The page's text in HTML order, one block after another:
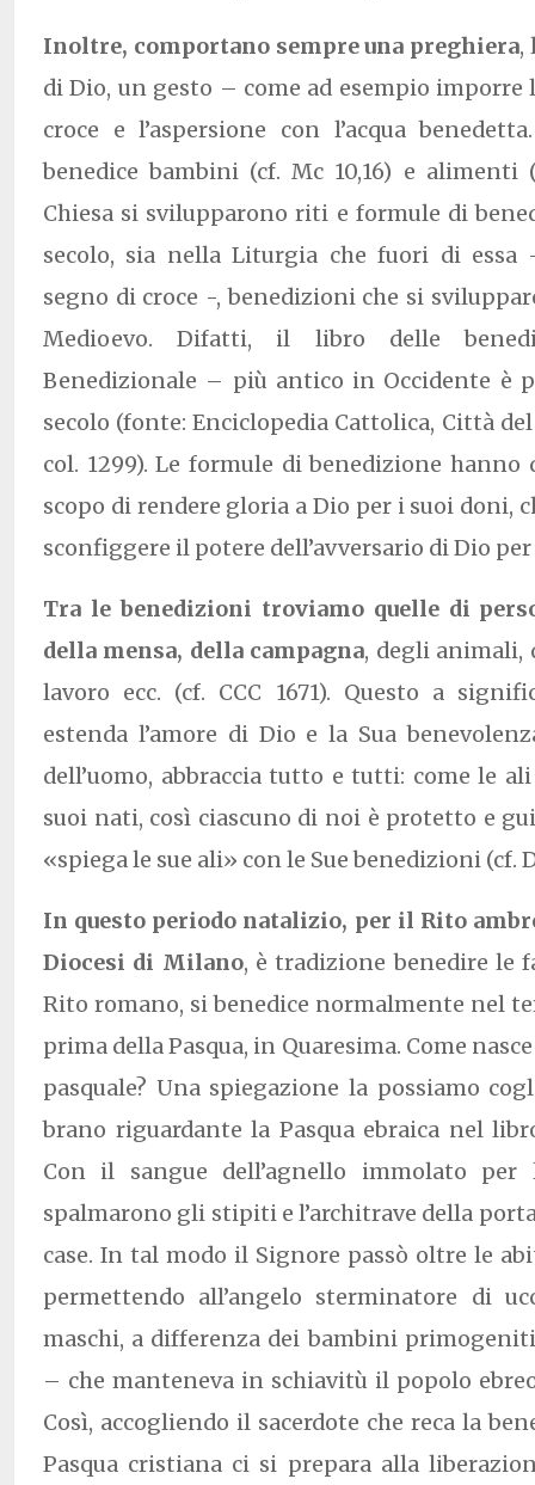
Inoltre, comportano sempre una preghiera,
di Dio, un gesto – come ad esempio
croce e l’aspersione con l’acqua
benedice bambini (cf. Mc 10,16) e alimenti
Chiesa si svilupparono riti e formule di
secolo, sia nella Liturgia che fuori di essa
segno di croce -, benedizioni che si
Medioevo. Difatti, il libro delle
Benedizionale – più antico in Occidente è
secolo (fonte: Enciclopedia Cattolica, Città
col. 1299). Le formule di benedizione
scopo di rendere gloria a Dio per i suoi doni,
sconfiggere il potere dell’avversario di Dio per
Tra le benedizioni troviamo quelle di
della mensa, della campagna, degli animali,
lavoro ecc. (cf. CCC 1671). Questo a
estenda l’amore di Dio e la Sua
dell’uomo, abbraccia tutto e tutti: come le
suoi nati, così ciascuno di noi è protetto e
«spiega le sue ali» con le Sue benedizioni (cf.
In questo periodo natalizio, per il Rito
Diocesi di Milano, è tradizione benedire le
Rito romano, si benedice normalmente nel
prima della Pasqua, in Quaresima. Come
pasquale? Una spiegazione la possiamo
brano riguardante la Pasqua ebraica nel libro
Con il sangue dell’agnello immolato per
spalmarono gli stipiti e l’architrave della
case. In tal modo il Signore passò oltre le
permettendo all’angelo sterminatore di
maschi, a differenza dei bambini
– che manteneva in schiavitù il popolo
Così, accogliendo il sacerdote che reca la
Pasqua cristiana ci si prepara alla